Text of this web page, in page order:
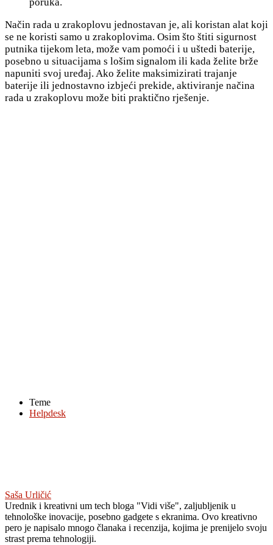
Način rada u zrakoplovu jednostavan je, ali koristan alat koji
se ne koristi samo u zrakoplovima. Osim što štiti sigurnost
putnika tijekom leta, može vam pomoći i u uštedi baterije,
posebno u situacijama s lošim signalom ili kada želite brže
napuniti svoj uređaj. Ako želite maksimizirati trajanje
baterije ili jednostavno izbjeći prekide, aktiviranje načina
rada u zrakoplovu može biti praktično rješenje.
Teme
Helpdesk
Saša Urličić
Urednik i kreativni um tech bloga "Vidi više", zaljubljenik u
tehnološke inovacije, posebno gadgete s ekranima. Ovo kreativno
pero je napisalo mnogo članaka i recenzija, kojima je prenijelo svoju
strast prema tehnologiji.